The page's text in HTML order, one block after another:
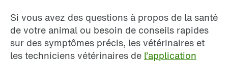
Si vous avez des questions à propos de la santé
de votre animal ou besoin de conseils rapides
sur des symptômes précis, les vétérinaires et
les techniciens vétérinaires de l’application